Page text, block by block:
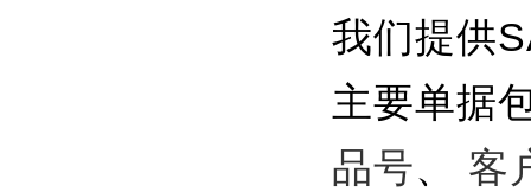
我们提供
主要单据
品号、 客